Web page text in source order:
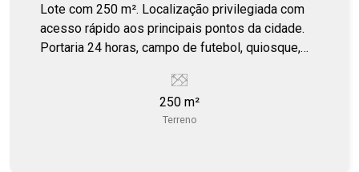
Lote com 250 m². Localização privilegiada com
acesso rápido aos principais pontos da cidade.
Portaria 24 horas, campo de futebol, quiosque,
250 m²
Terreno